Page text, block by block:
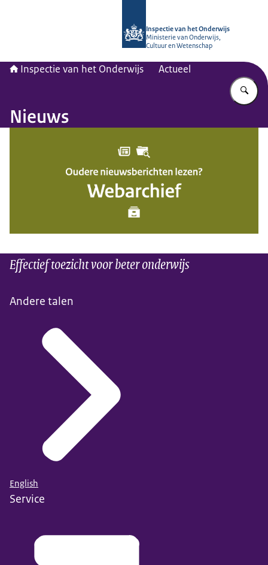
Inspectie van het Onderwijs
Ministerie van Onderwijs,
Cultuur en Wetenschap
Inspectie van het Onderwijs Actueel
Nieuws
Effectief toezicht voor beter onderwijs
Andere talen
English
Service